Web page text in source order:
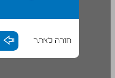
חזרה לאתר